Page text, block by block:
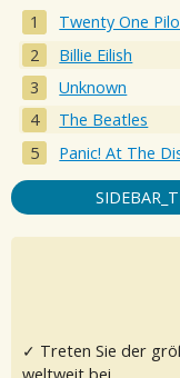
Twenty One
Billie Eilish
Unknown
The Beatles
Panic! At The
✓ Treten Sie der